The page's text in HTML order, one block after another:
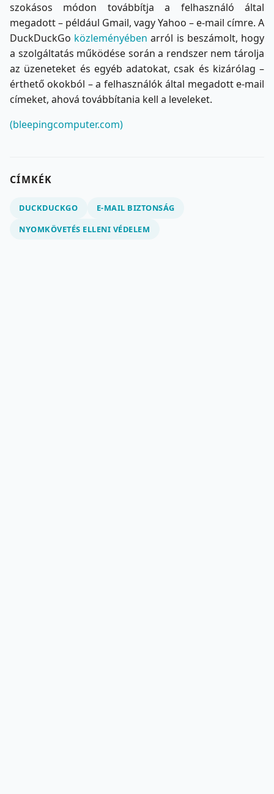
szokásos módon továbbítja a felhasználó által
megadott – például Gmail, vagy Yahoo – e-mail címre. A
DuckDuckGo közleményében arról is beszámolt, hogy
a szolgáltatás működése során a rendszer nem tárolja
az üzeneteket és egyéb adatokat, csak és kizárólag –
érthető okokból – a felhasználók által megadott e-mail
címeket, ahová továbbítania kell a leveleket.
(bleepingcomputer.com)
CÍMKÉK
DUCKDUCKGO
E-MAIL BIZTONSÁG
NYOMKÖVETÉS ELLENI VÉDELEM